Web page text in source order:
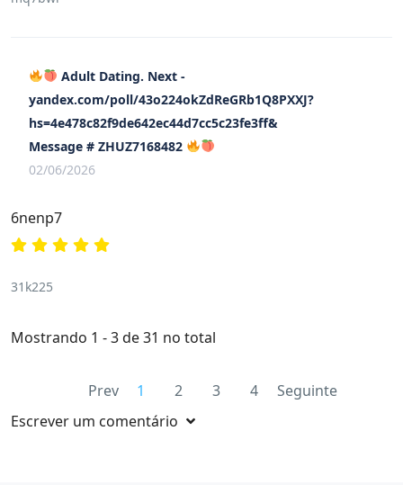
Adult Dating. Next -
yandex.com/poll/43o224okZdReGRb1Q8PXXJ?
hs=4e478c82f9de642ec44d7cc5c23fe3ff&
Message # ZHUZ7168482
02/06/2026
6nenp7
31k225
Mostrando 1 - 3 de 31 no total
Prev 1 2 3 4
Seguinte
Escrever um comentário